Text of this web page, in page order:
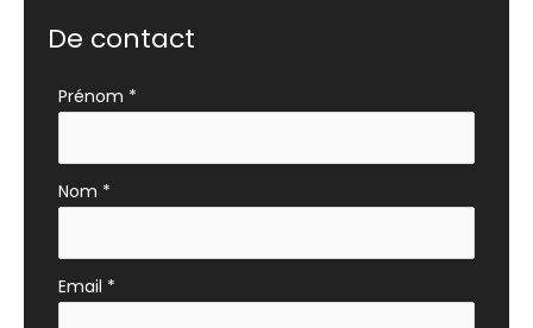
De contact
Formulaire
téléphone
Prénom *
Nom *
Email *